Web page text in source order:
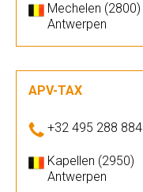
Mechelen (2800)
Antwerpen
APV-TAX
+32 495 288 884
Kapellen (2950)
Antwerpen